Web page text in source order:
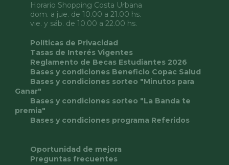
Horario Shopping Costa Urbana
dom. a jue. de 10.00 a 21.00 hs.
vie. y sáb. de 10.00 a 22.00 hs.
Políticas de Privacidad
Tasas de Interés Vigentes
Reglamento de Becas Estudiantes 2026
Bases y condiciones Beneficio Copac Salud
Bases y condiciones sorteo "Minutos para
Ganar"
Bases y condiciones sorteo "La Banda te
premia"
Bases y condiciones programa Referidos
Oportunidad de mejora
Preguntas frecuentes